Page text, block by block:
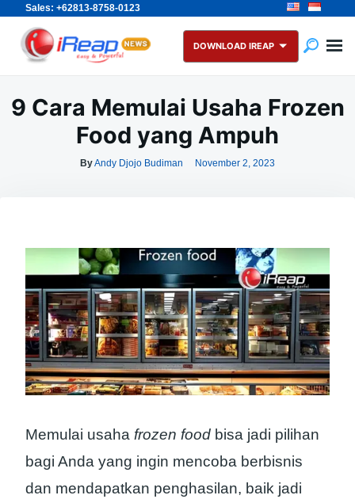
Sales: +62813-8758-0123
Skip
content
Search
for:
DOWNLOAD IREAP
9 Cara Memulai Usaha Frozen
Food yang Ampuh
ByAndy Djojo Budiman November 2, 2023
Memulai usaha frozen food bisa jadi pilihan
bagi Anda yang ingin mencoba berbisnis
dan mendapatkan penghasilan, baik jadi